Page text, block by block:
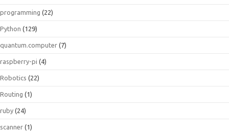
programming (22)
Python (129)
quantum.computer (7)
raspberry-pi (4)
Robotics (22)
Routing (1)
ruby (24)
scanner (1)